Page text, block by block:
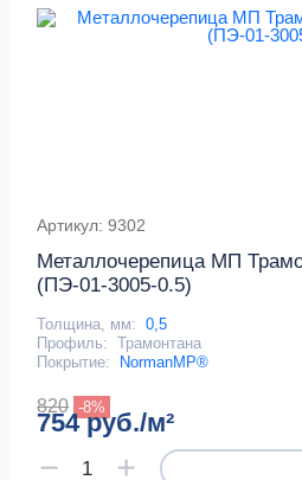
Артикул: 9302
Металлочерепица МП
(ПЭ-01-3005-0.5)
Толщина, мм: 0,5
Профиль: Трамонтана
Покрытие:
NormanMP®
820 -8%
754 руб./м²